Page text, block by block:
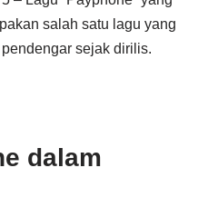
salah satu lagu yang
sejak dirilis.
dalam